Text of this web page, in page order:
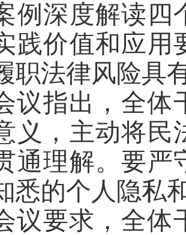
例深度解读四
践价值和应用
职法律风险具
议指出，全体
义，主动将民
通理解。要严
悉的个人隐私
议要求，全体